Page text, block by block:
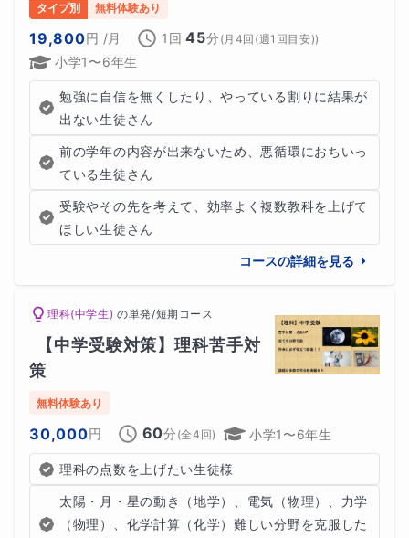
タイプ別 無料体験あり
19,800円 /月 1回 45分 (月4回(週1回目安))
小学1〜6年生
勉強に自信を無くしたり、やっている割りに結果が
出ない生徒さん
前の学年の内容が出来ないため、悪循環におちいっ
ている生徒さん
受験やその先を考えて、効率よく複数教科を上げて
ほしい生徒さん
コースの詳細を見る
理科(中学生) の単発/短期コース
【中学受験対策】理科苦手対
策
無料体験あり
30,000円 60分 (全4 回) 小学1〜6年生
理科の点数を上げたい生徒様
太陽・月・星の動き（地学）、電気（物理）、力学
（物理）、化学計算（化学）難しい分野を克服した